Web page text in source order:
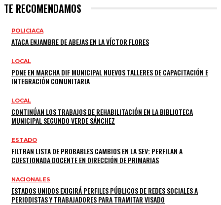
TE RECOMENDAMOS
POLICIACA
ATACA ENJAMBRE DE ABEJAS EN LA VÍCTOR FLORES
LOCAL
PONE EN MARCHA DIF MUNICIPAL NUEVOS TALLERES DE CAPACITACIÓN E
INTEGRACIÓN COMUNITARIA
LOCAL
CONTINÚAN LOS TRABAJOS DE REHABILITACIÓN EN LA BIBLIOTECA
MUNICIPAL SEGUNDO VERDE SÁNCHEZ
ESTADO
FILTRAN LISTA DE PROBABLES CAMBIOS EN LA SEV; PERFILAN A
CUESTIONADA DOCENTE EN DIRECCIÓN DE PRIMARIAS
NACIONALES
ESTADOS UNIDOS EXIGIRÁ PERFILES PÚBLICOS DE REDES SOCIALES A
PERIODISTAS Y TRABAJADORES PARA TRAMITAR VISADO